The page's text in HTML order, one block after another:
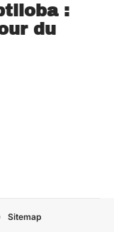
:
du
Sitemap